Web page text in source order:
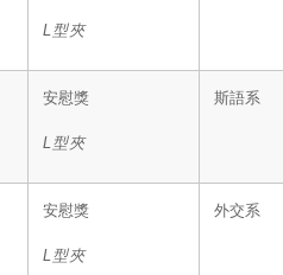
L型夾
安慰獎
L型夾
斯語系
安慰獎
L型夾
外交系